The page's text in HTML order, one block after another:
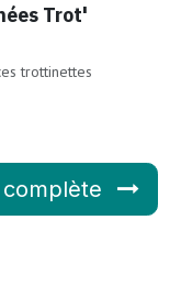
Trot'
trottinettes